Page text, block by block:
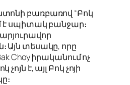
բառբառով “Բոկ
է սպիտակ բանջար։
Այն տեսակը, որը
Choy իրականում ոչ
է, այլ Բոկ չոյի